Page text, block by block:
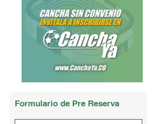
Formulario de Pre Reserva